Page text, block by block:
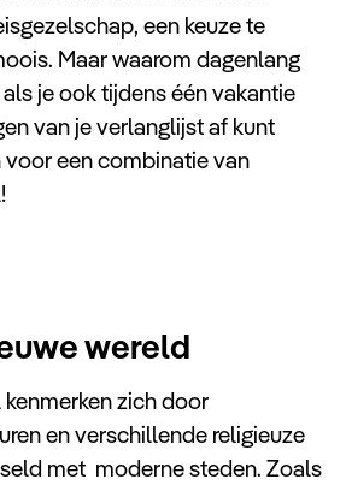
een keuze te
Maar waarom dagenlang
je ook tijdens één vakantie
van je verlanglijst af kunt
voor een combinatie van
wereld
zich door
en verschillende religieuze
met moderne steden. Zoals